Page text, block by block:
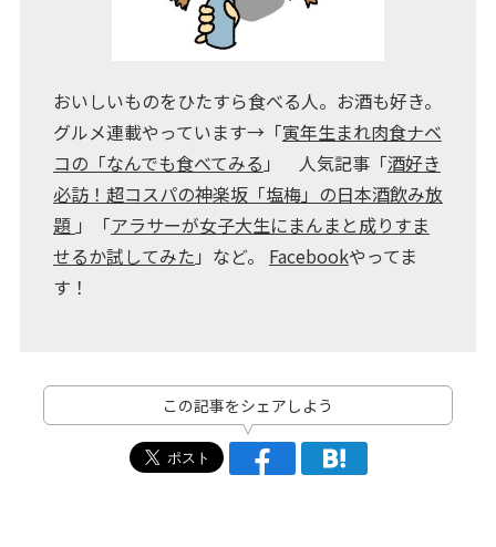
おいしいものをひたすら食べる人。お酒も好き。
グルメ連載やっています→「寅年生まれ肉食ナベ
コの「なんでも食べてみる 」 人気記事「酒好き
必訪！超コスパの神楽坂「塩梅」の日本酒飲み放
題 」「アラサーが女子大生にまんまと成りすま
せるか試してみた 」など。 Facebookやってま
す！
この記事をシェアしよう